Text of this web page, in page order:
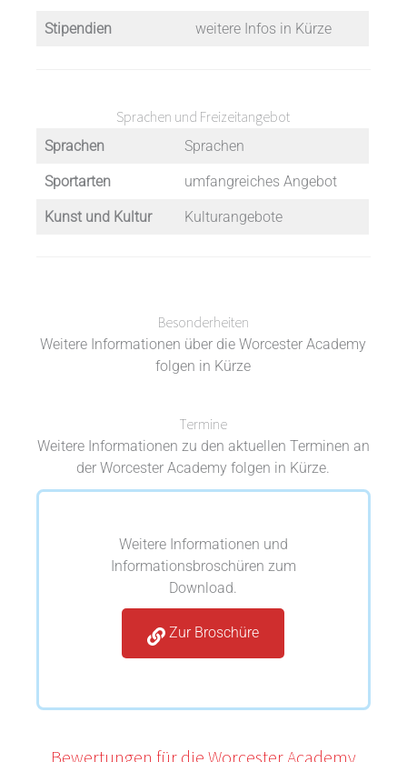
Stipendien weitere Infos in Kürze
Sprachen und Freizeitangebot
Sprachen Sprachen
Sportarten umfangreiches Angebot
Kunst und Kultur Kulturangebote
Besonderheiten
Weitere Informationen über die Worcester Academy
folgen in Kürze
Termine
Weitere Informationen zu den aktuellen Terminen an
der Worcester Academy folgen in Kürze.
Weitere Informationen und
Informationsbroschüren zum
Download.
Zur Broschüre
Bewertungen für die Worcester Academy